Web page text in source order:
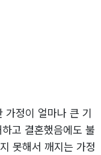
느낄 수 있었던
. 우리가 삶에서
닐까. 많은 분들
천할 수 있는 소소
MARTIUS
040
가정이 얼마나 큰 기
고 결혼했음에도 불
못해서 깨지는 가정